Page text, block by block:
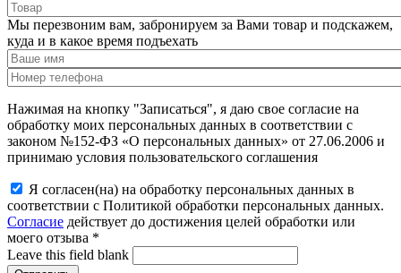
Мы перезвоним вам, забронируем за Вами товар и подскажем,
куда и в какое время подъехать
Нажимая на кнопку "Записаться", я даю свое согласие на
обработку моих персональных данных в соответствии с
законом №152-ФЗ «О персональных данных» от 27.06.2006 и
принимаю условия пользовательского соглашения
Я согласен(на) на обработку персональных данных в
соответствии с Политикой обработки персональных данных.
Согласие действует до достижения целей обработки или
моего отзыва *
Leave this field blank